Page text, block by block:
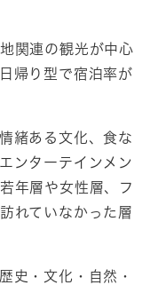
関連の観光が中心
帰り型で宿泊率が
緒ある文化、食な
ンターテインメン
年層や女性層、フ
れていなかった層
史・文化・自然・